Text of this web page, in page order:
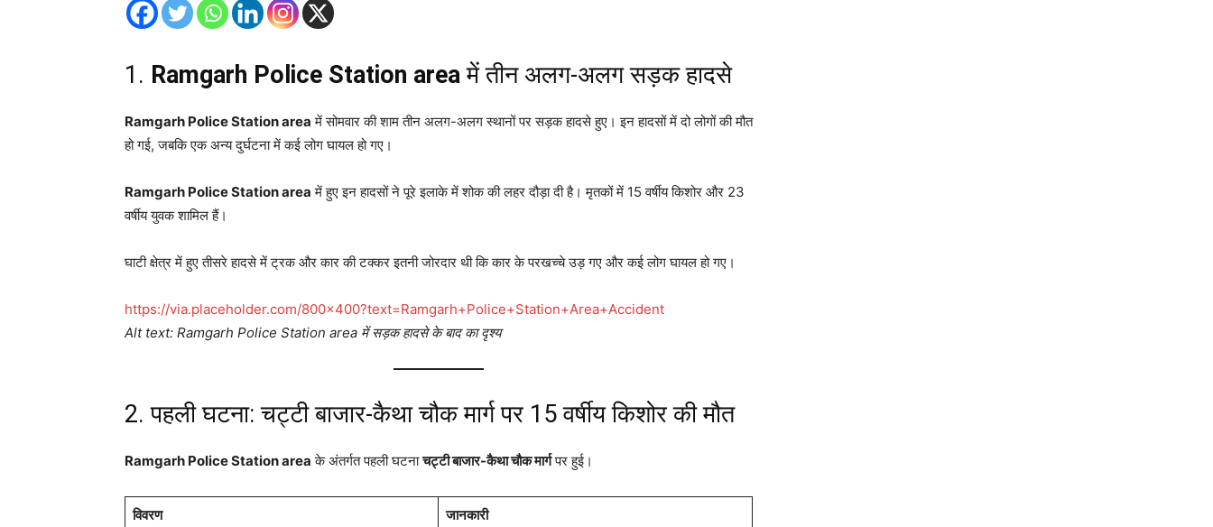
1. Ramgarh Police Station areaमें तीन अलग-अलग सड़क हादसे
Ramgarh Police Station area में सोमवार की शाम तीन अलग-अलग स्थानों पर सड़क हादसे हुए। इन हादसों में दो लोगों की मौत
हो गई, जबकि एक अन्य दुर्घटना में कई लोग घायल हो गए।
Ramgarh Police Station area में हुए इन हादसों ने पूरे इलाके में शोक की लहर दौड़ा दी है। मृतकों में 15 वर्षीय किशोर और 23
वर्षीय युवक शामिल हैं।
घाटी क्षेत्र में हुए तीसरे हादसे में ट्रक और कार की टक्कर इतनी जोरदार थी कि कार के परखच्चे उड़ गए और कई लोग घायल हो गए।
https://via.placeholder.com/800×400?text=Ramgarh+Police+Station+Area+Accident
Alt text: Ramgarh Police Station area में सड़क हादसे के बाद का दृश्य
2. पहली घटना: चट्टी बाजार-कैथा चौक मार्ग पर 15 वर्षीय किशोर की मौत
Ramgarh Police Station area के अंतर्गत पहली घटनाचट्टी बाजार-कैथा चौक मार्गपर हुई।
विवरण जानकारी